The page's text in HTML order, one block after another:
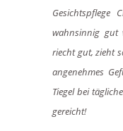
Gesichtspflege
wahnsinnig gut
riecht gut, zieht
angenehmes
Tiegel bei
gereicht!